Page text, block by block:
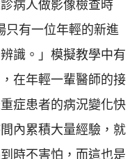
病人做影像檢查時
只有一位年輕的新進
識。」模擬教學中有
在年輕一輩醫師的接
症患者的病況變化快
內累積大量經驗，就
時不害怕，而這也是